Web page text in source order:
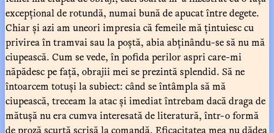
excepțional de rotundă, numai bună de apucat între degete.
Chiar și azi am uneori impresia că femeile mă țintuiesc cu
privirea în tramvai sau la poștă, abia abținându-se să nu mă
ciupească. Cum se vede, în pofida perilor aspri care-mi
năpădesc pe față, obrajii mei se prezintă splendid. Să ne
întoarcem totuși la subiect: când se întâmpla să mă
ciupească, treceam la atac și imediat întrebam dacă draga de
mătușă nu era cumva interesată de literatură, într-o formă
de proză scurtă scrisă la comandă. Eficacitatea mea nu dădea